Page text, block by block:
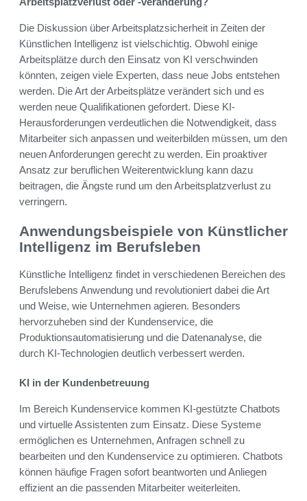
Die Diskussion über Arbeitsplatzsicherheit in Zeiten der
Künstlichen Intelligenz ist vielschichtig. Obwohl einige
Arbeitsplätze durch den Einsatz von KI verschwinden
könnten, zeigen viele Experten, dass neue Jobs entstehen
werden. Die Art der Arbeitsplätze verändert sich und es
werden neue Qualifikationen gefordert. Diese KI-
Herausforderungen verdeutlichen die Notwendigkeit, dass
Mitarbeiter sich anpassen und weiterbilden müssen, um den
neuen Anforderungen gerecht zu werden. Ein proaktiver
Ansatz zur beruflichen Weiterentwicklung kann dazu
beitragen, die Ängste rund um den Arbeitsplatzverlust zu
verringern.
Anwendungsbeispiele von Künstlicher
Intelligenz im Berufsleben
Künstliche Intelligenz findet in verschiedenen Bereichen des
Berufslebens Anwendung und revolutioniert dabei die Art
und Weise, wie Unternehmen agieren. Besonders
hervorzuheben sind der Kundenservice, die
Produktionsautomatisierung und die Datenanalyse, die
durch KI-Technologien deutlich verbessert werden.
KI in der Kundenbetreuung
Im Bereich Kundenservice kommen KI-gestützte Chatbots
und virtuelle Assistenten zum Einsatz. Diese Systeme
ermöglichen es Unternehmen, Anfragen schnell zu
bearbeiten und den Kundenservice zu optimieren. Chatbots
können häufige Fragen sofort beantworten und Anliegen
effizient an die passenden Mitarbeiter weiterleiten.